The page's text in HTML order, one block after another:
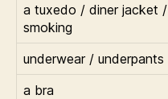
a tuxedo / diner jacket /
smoking
underwear / underpants
a bra